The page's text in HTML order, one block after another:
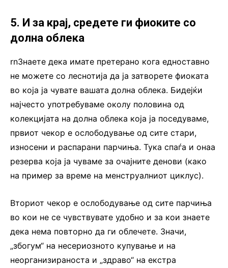
5. И за крај, средете ги фиоките со
долна облека
rnЗнаете дека имате претерано кога едноставно
не можете со леснотија да ја затворете фиоката
во која ја чувате вашата долна облека. Бидејќи
најчесто употребуваме околу половина од
колекцијата на долна облека која ја поседуваме,
првиот чекор е ослободување од сите стари,
износени и распарани парчиња. Тука спаѓа и онаа
резерва која ја чуваме за очајните денови (како
на пример за време на менструалниот циклус).
Вториот чекор е ослободување од сите парчиња
во кои не се чувствувате удобно и за кои знаете
дека нема повторно да ги облечете. Значи,
„збогум“ на несериозното купување и на
неорганизираноста и „здраво“ на екстра